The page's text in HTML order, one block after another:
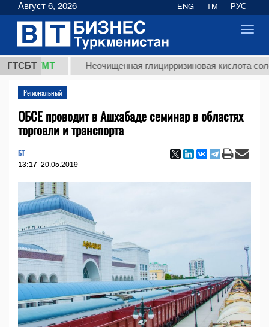
ГТСБТ
ТМТ Неочищенная глицирризиновая кислота
Региональный
ОБСЕ проводит в Ашхабаде семинар в областях
торговли и транспорта
БТ
13:17 20.05.2019
Август 6, 2026 ENG TM РУС